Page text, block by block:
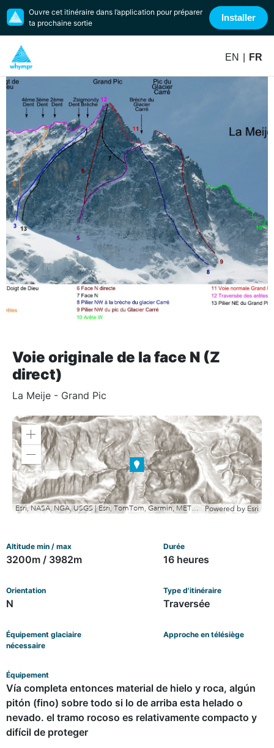
EN FR
Ouvre cet itinéraire dans l’application pour préparer
ta prochaine sortie
Installer
Voie originale de la face N (Z
direct)
La Meije - Grand Pic
Zoom
Zoom
out
Esri, NASA, NGA, USGS | Esri, TomTom, Garmin, METI/NASA, USGS Powered by Esri
Altitude min / max
3200m / 3982m
Durée
16 heures
Orientation
N
Type d'itinéraire
Traversée
Équipement glaciaire
nécessaire
Approche en télésiège
Équipement
Vía completa entonces material de hielo y roca, algún
pitón (fino) sobre todo si lo de arriba esta helado o
nevado. el tramo rocoso es relativamente compacto y
difícil de proteger